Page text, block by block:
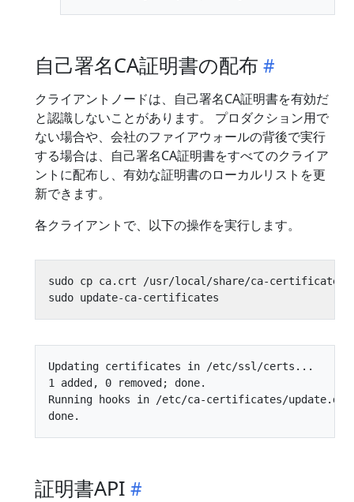
自己署名CA証明書の配布
クライアントノードは、自己署名CA証明書を有効だ
と認識しないことがあります。 プロダクション用で
ない場合や、会社のファイアウォールの背後で実行
する場合は、自己署名CA証明書をすべてのクライア
ントに配布し、有効な証明書のローカルリストを更
新できます。
各クライアントで、以下の操作を実行します。
Updating certificates in /etc/ssl/certs...
1 added, 0 removed; done.
Running hooks in /etc/ca-certificates/
証明書API